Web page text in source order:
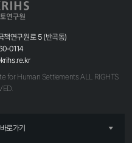
책연구원로 5 (반곡동)
0114
for Human Settlements ALL RIGHTS
로가기